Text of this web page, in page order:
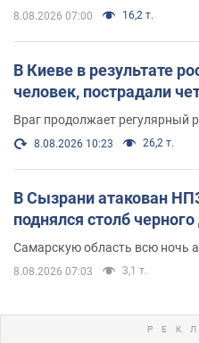
8.08.2026 07:00 16,2 т.
В Киеве в результате
человек, пострадали
Враг продолжает регулярный
8.08.2026 10:23 26,2 т.
В Сызрани атакован
поднялся столб
Самарскую область всю ночь
8.08.2026 07:03 3,1 т.